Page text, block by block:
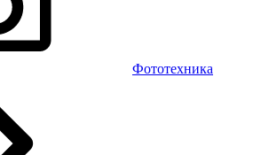
Фототехника